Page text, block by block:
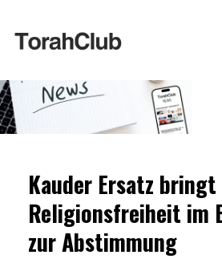
Kauder Ersatz bringt
Religionsfreiheit im
zur Abstimmung